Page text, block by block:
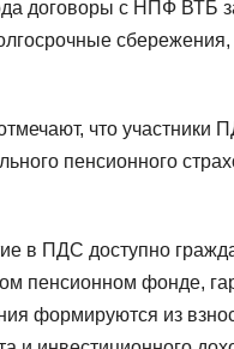
договоры с НПФ ВТБ
сбережения,
что участники
пенсионного
в ПДС доступно
пенсионном фонде,
формируются из